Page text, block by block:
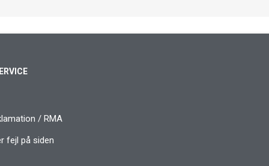
/ RMA
fejl på siden